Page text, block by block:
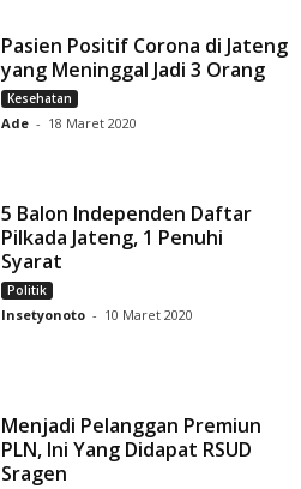
Pasien Positif Corona di Jateng
yang Meninggal Jadi 3 Orang
Kesehatan
Ade - 18 Maret 2020
5 Balon Independen Daftar
Pilkada Jateng, 1 Penuhi
Syarat
Politik
Insetyonoto - 10 Maret 2020
Menjadi Pelanggan Premiun
PLN, Ini Yang Didapat RSUD
Sragen